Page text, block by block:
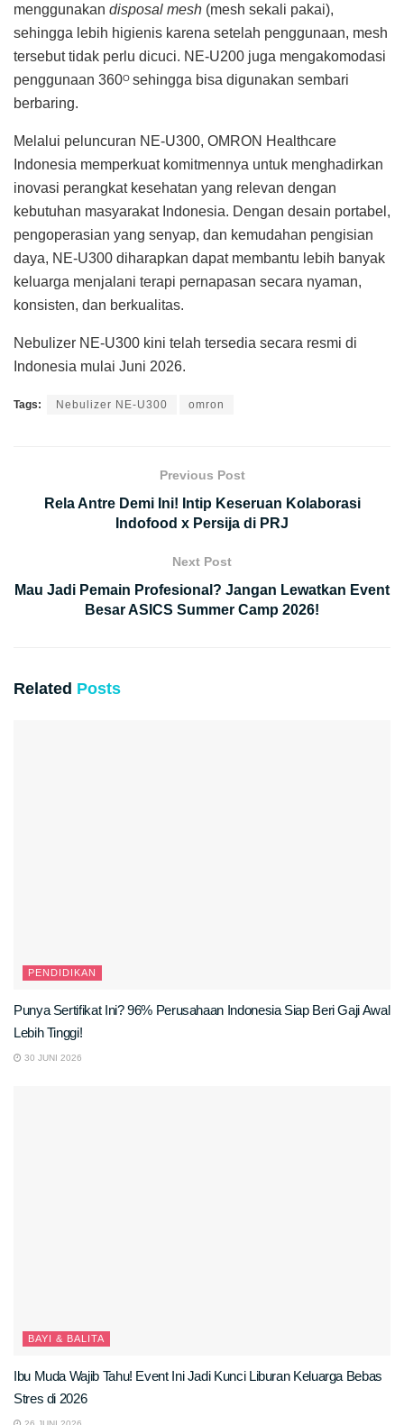
menggunakan disposal mesh (mesh sekali pakai),
sehingga lebih higienis karena setelah penggunaan, mesh
tersebut tidak perlu dicuci. NE-U200 juga mengakomodasi
penggunaan 360O sehingga bisa digunakan sembari
berbaring.
Melalui peluncuran NE-U300, OMRON Healthcare
Indonesia memperkuat komitmennya untuk menghadirkan
inovasi perangkat kesehatan yang relevan dengan
kebutuhan masyarakat Indonesia. Dengan desain portabel,
pengoperasian yang senyap, dan kemudahan pengisian
daya, NE-U300 diharapkan dapat membantu lebih banyak
keluarga menjalani terapi pernapasan secara nyaman,
konsisten, dan berkualitas.
Nebulizer NE-U300 kini telah tersedia secara resmi di
Indonesia mulai Juni 2026.
Tags: Nebulizer NE-U300 omron
Previous Post
Rela Antre Demi Ini! Intip Keseruan Kolaborasi
Indofood x Persija di PRJ
Next Post
Mau Jadi Pemain Profesional? Jangan Lewatkan Event
Besar ASICS Summer Camp 2026!
Related Posts
PENDIDIKAN
Punya Sertifikat Ini? 96% Perusahaan Indonesia Siap Beri Gaji Awal
Lebih Tinggi!
30 JUNI 2026
BAYI & BALITA
Ibu Muda Wajib Tahu! Event Ini Jadi Kunci Liburan Keluarga Bebas
Stres di 2026